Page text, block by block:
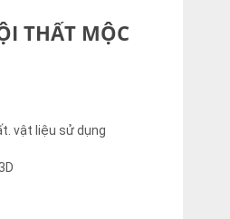
THẤT MỘC
vật liệu sử dụng